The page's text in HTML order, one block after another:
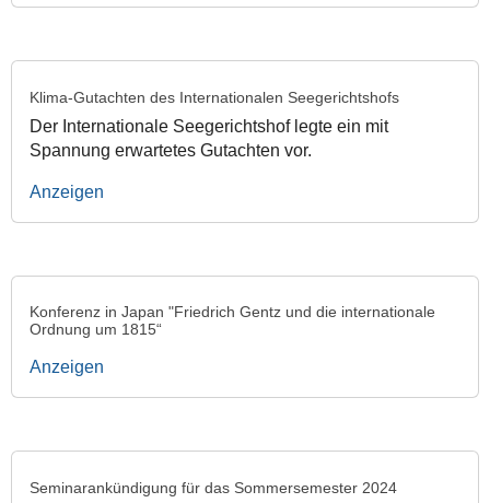
Klima-Gutachten des Internationalen Seegerichtshofs
Der Internationale Seegerichtshof legte ein mit
Spannung erwartetes Gutachten vor.
Anzeigen
Konferenz in Japan "Friedrich Gentz und die internationale
Ordnung um 1815“
Anzeigen
Seminarankündigung für das Sommersemester 2024